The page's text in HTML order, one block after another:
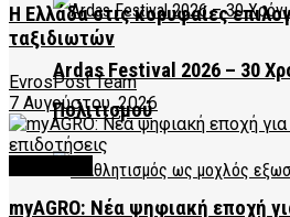
Ardas Festival 2026 – 30
Πολιτισμού
Η Ελλάδα στις κορυφαίες
ταξιδιωτών
EvrosPost Team
7 Αυγούστου, 2026
myAGRO: Νέα ψηφιακή εποχή